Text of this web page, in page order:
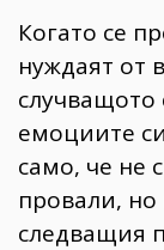
НИ
Когато се
нуждаят от
случващото
емоциите
само, че не
провали, но
следващия